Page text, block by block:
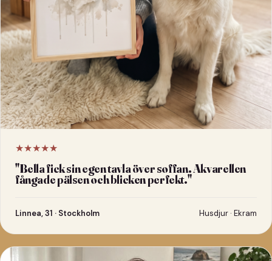
★★★★★
"Bella fick sin egen tavla över soffan. Akvarellen
fångade pälsen och blicken perfekt."
Linnea, 31 · Stockholm Husdjur · Ekram